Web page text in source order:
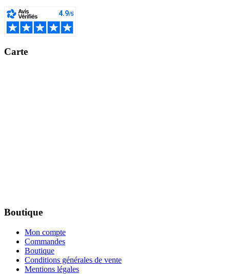
Carte
Boutique
Mon compte
Commandes
Boutique
Conditions générales de vente
Mentions légales